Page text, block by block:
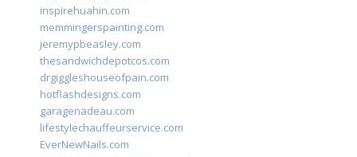
inspirehuahin.com
memmingerspainting.com
jeremypbeasley.com
thesandwichdepotcos.com
drgiggleshouseofpain.com
hotflashdesigns.com
garagenadeau.com
lifestylechauffeurservice.com
EverNewNails.com